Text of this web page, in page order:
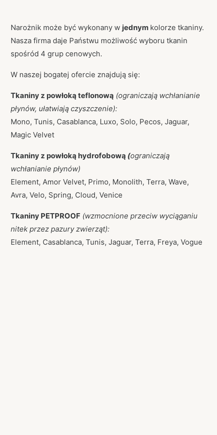
Narożnik może być wykonany w jednym kolorze tkaniny.
Nasza firma daje Państwu możliwość wyboru tkanin
spośród 4 grup cenowych.
W naszej bogatej ofercie znajdują się:
Tkaniny z powłoką teflonową (ograniczają wchłanianie
płynów, ułatwiają czyszczenie):
Mono, Tunis, Casablanca, Luxo, Solo, Pecos, Jaguar,
Magic Velvet
Tkaniny z powłoką hydrofobową (ograniczają
wchłanianie płynów)
Element, Amor Velvet, Primo, Monolith, Terra, Wave,
Avra, Velo, Spring, Cloud, Venice
Tkaniny PETPROOF (wzmocnione przeciw wyciąganiu
nitek przez pazury zwierząt):
Element, Casablanca, Tunis, Jaguar, Terra, Freya, Vogue